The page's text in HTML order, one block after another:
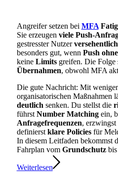
Angreifer setzen bei MFA
Sie erzeugen viele Push-
gestresster Nutzer
besonders gut, wenn Push
keine Limitsgreifen. Die Folge
Übernahmen, obwohl MFA
Die gute Nachricht: Mit
organisatorischen Maßnahmen
deutlichsenken. Du stellst die
führstNumber Matchingein,
Anfragefrequenzen, erzwingst
definierstklare Policiesfür
In diesem Leitfaden bekommst
Fahrplan vom Grundschutzbis
Weiterlesen